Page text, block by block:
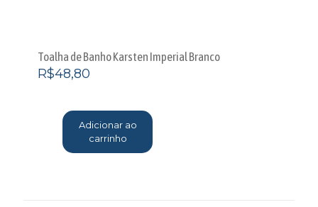
Toalha de Banho Karsten Imperial Branco
R$48,80
Adicionar ao
carrinho